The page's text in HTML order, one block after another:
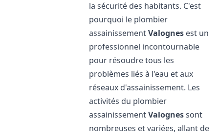
la sécurité des habitants. C'est
pourquoi le plombier
assainissementValognes est un
professionnel incontournable
pour résoudre tous les
problèmes liés à l'eau et aux
réseaux d'assainissement. Les
activités du plombier
assainissementValognessont
nombreuses et variées, allant de